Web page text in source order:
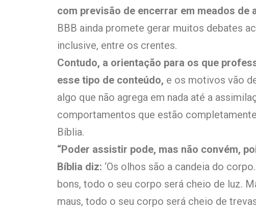
com previsão de encerrar em meados de
BBB ainda promete gerar muitos debates
inclusive, entre os crentes.
Contudo, a orientação para os que
esse tipo de conteúdo, e os motivos vão
algo que não agrega em nada até a
comportamentos que estão
Bíblia.
“Poder assistir pode, mas não convém,
Bíblia diz: ‘Os olhos são a candeia do
bons, todo o seu corpo será cheio de luz.
maus, todo o seu corpo será cheio de